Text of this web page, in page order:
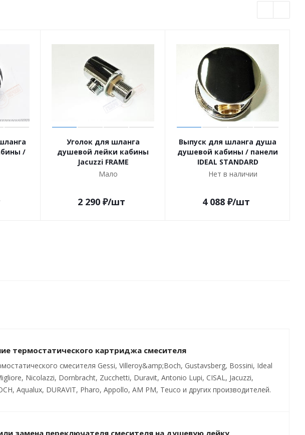
/
Уголок для шланга
душевой лейки кабины
Jacuzzi FRAME
Мало
2 290₽/шт
Выпуск для шланга душа
душевой кабины / панели
IDEAL STANDARD
Нет в наличии
4 088₽/шт
термостатического картриджа смесителя
смесителя Gessi, Villeroy&amp;Boch, Gustavsberg, Bossini, Ideal
Nicolazzi, Dornbracht, Zucchetti, Duravit, Antonio Lupi, CISAL, Jacuzzi,
Aqualux, DURAVIT, Pharo, Appollo, AM PM, Teuco и других производителей.
замена переключателя смесителя на душевую лейку